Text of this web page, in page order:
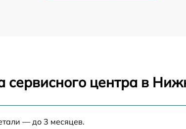
до 30 мин
сервисного центра в
— до 3 месяцев.